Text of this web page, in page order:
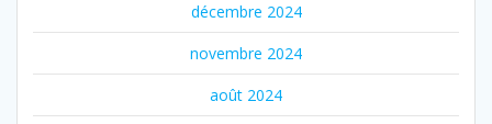
décembre 2024
novembre 2024
août 2024